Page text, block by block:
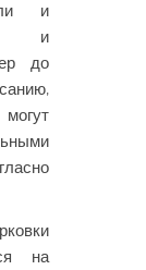
и
и
до
на